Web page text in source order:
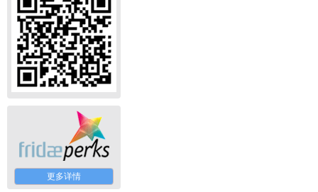
更多详情